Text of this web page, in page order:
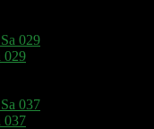
029
037